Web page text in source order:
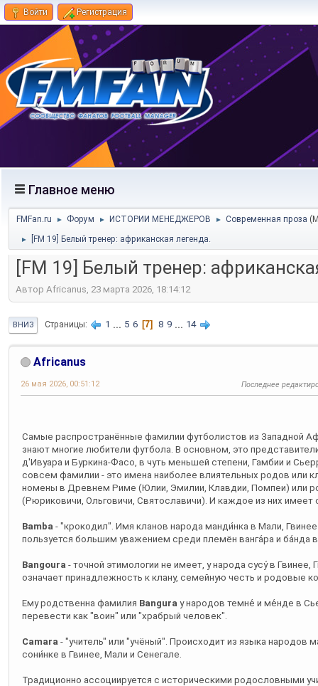
Войти Регистрация
Главное меню
FMFan.ru ► Форум ► ИСТОРИИ МЕНЕДЖЕРОВ ► Современная проза
► [FM 19] Белый тренер: африканская легенда.
[FM 19] Белый тренер:
Автор Africanus, 23 марта 2026, 18:14:12
ВНИЗ Страницы 1 ... 5 6 7 8 9 ... 14
Africanus
26 мая 2026, 00:51:12 Последнее
Самые распространённые фамилии футболистов из Западной
знают многие любители футбола. В основном, это
д'Ивуара и Буркина-Фасо, в чуть меньшей степени, Гамбии и
совсем фамилии - это имена наиболее влиятельных родов или
номены в Древнем Риме (Юлии, Эмилии, Клавдии, Помпеи) или
(Рюриковичи, Ольговичи, Святославичи). И каждое из них
Bamba - "крокодил". Имя кланов народа манди́нка в Мали,
пользуется большим уважением среди племён ванга́ра и ба́нда в
Bangoura - точной этимологии не имеет, у народа сусу́ в
означает принадлежность к клану, семейную честь и родовые
Ему родственна фамилия Bangura у народов темне́ и ме́нде в
перевести как "воин" или "храбрый человек".
Camara - "учитель" или "учёный". Происходит из языка народов
сони́нке в Гвинее, Мали и Сенегале.
Традиционно ассоциируется с историческими родословными